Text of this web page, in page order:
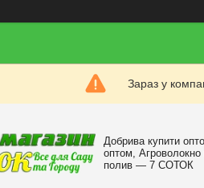
Зараз у
Добрива купити
оптом,
полив — 7 СОТОК